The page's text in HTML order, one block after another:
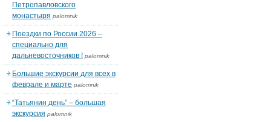
Петропавловского
монастыря palomnik
Поездки по России 2026 –
специально для
дальневосточников ! palomnik
Большие экскурсии для всех в
феврале и марте palomnik
“Татьянин день” – большая
экскурсия palomnik